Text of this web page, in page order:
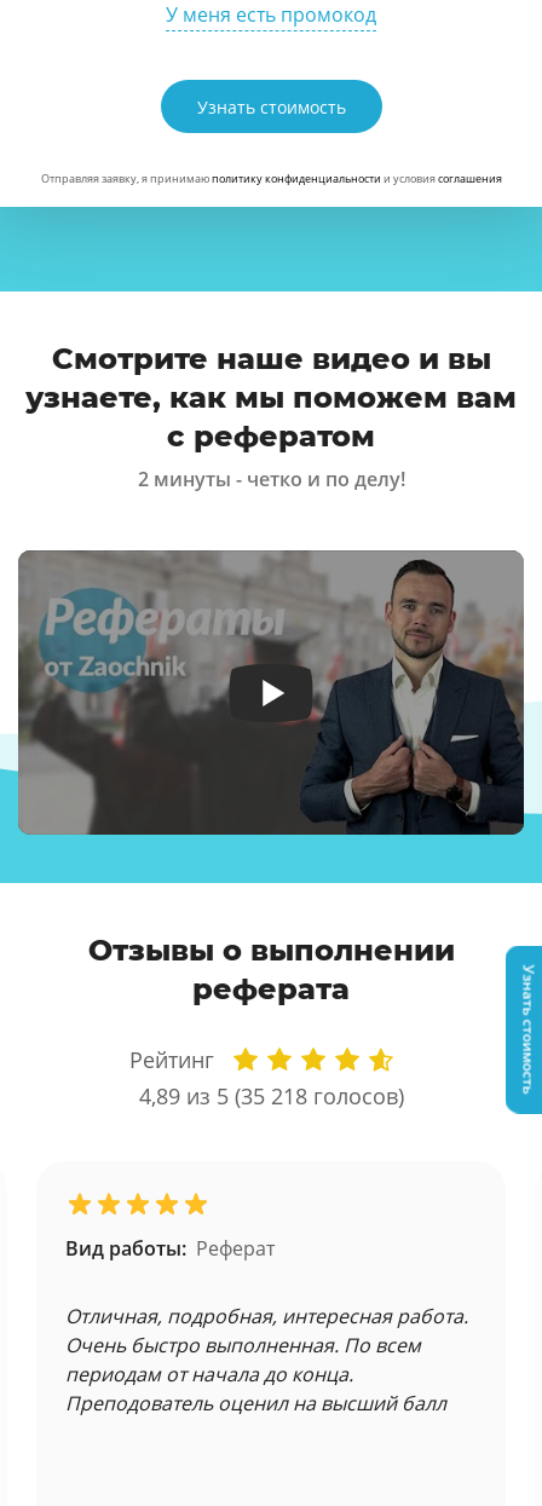
У меня есть промокод
Узнать стоимость
Отправляя заявку, я принимаюполитику конфиденциальности и условиясоглашения
Смотрите наше видео и вы
узнаете, как мы поможем вам
с рефератом
2 минуты - четко и по делу!
Отзывы о выполнении
реферата
Рейтинг
4,89 из 5 (35 218голосов)
Вид работы: Реферат
Отличная, подробная, интересная работа.
Очень быстро выполненная. По всем
периодам от начала до конца.
Преподователь оценил на высший балл
Узнать стоимость